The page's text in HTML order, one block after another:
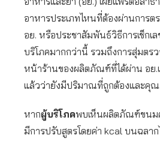
อาหารประเภทไหนที่ต้องผ่านการต
อย. หรือประชาสัมพันธ์วิธีการเช็กเ
บริโภคมากกว่านี้ รวมถึงการสุ่มตร
หน้าร้านของผลิตภัณฑ์ที่ได้ผ่าน อย.
แล้วว่ายังมีปริมาณที่ถูกต้องและคุ
หากผู้บริโภคพบเห็นผลิตภัณฑ์ขนม
มีการปรับสูตรโดยค่า kcal บนฉลาก